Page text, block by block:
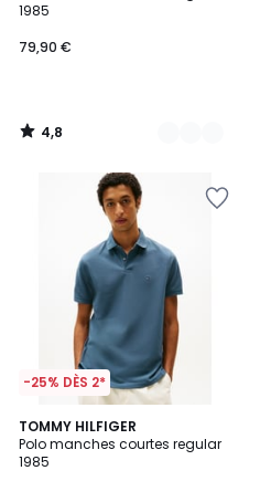
1985
79,90 €
4,8
/
-25% DÈS 2*
TOMMY HILFIGER
Polo manches courtes regular
1985
4,8
/ 5
7
Couleurs